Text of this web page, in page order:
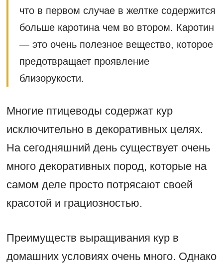
что в первом случае в желтке содержится
больше каротина чем во втором. Каротин
— это очень полезное вещество, которое
предотвращает проявление
близорукости.
Многие птицеводы содержат кур
исключительно в декоративных целях.
На сегодняшний день существует очень
много декоративных пород, которые на
самом деле просто потрясают своей
красотой и грациозностью.
Преимуществ выращивания кур в
домашних условиях очень много. Однако